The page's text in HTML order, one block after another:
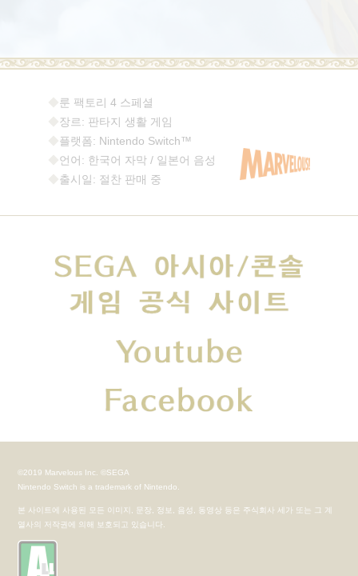
룬 팩토리 4 스페셜
장르: 판타지 생활 게임
플랫폼: Nintendo Switch™
언어: 한국어 자막 / 일본어 음성
출시일: 절찬 판매 중
©2019 Marvelous Inc. ©SEGA
Nintendo Switch is a trademark of Nintendo.
본 사이트에 사용된 모든 이미지, 문장, 정보, 음성, 동영상 등은 주식회사 세가 또는 그 계
열사의 저작권에 의해 보호되고 있습니다.